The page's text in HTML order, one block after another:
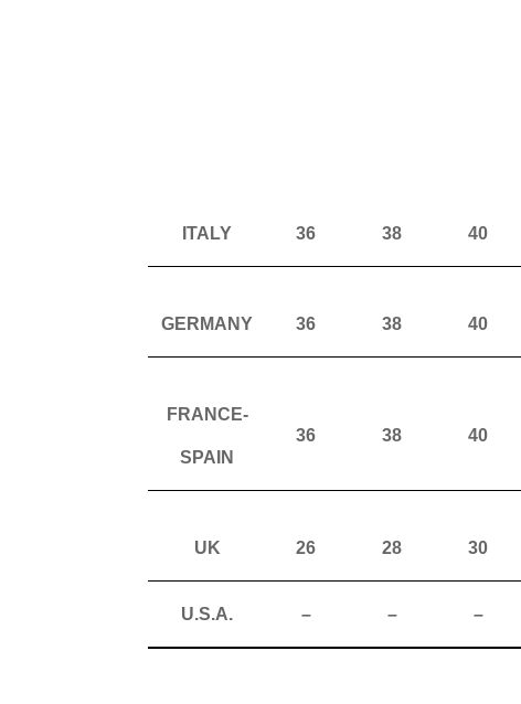
ITALY 36 38 40
GERMANY 36 38 40
FRANCE-
SPAIN
36 38 40
UK 26 28 30
U.S.A. – – –